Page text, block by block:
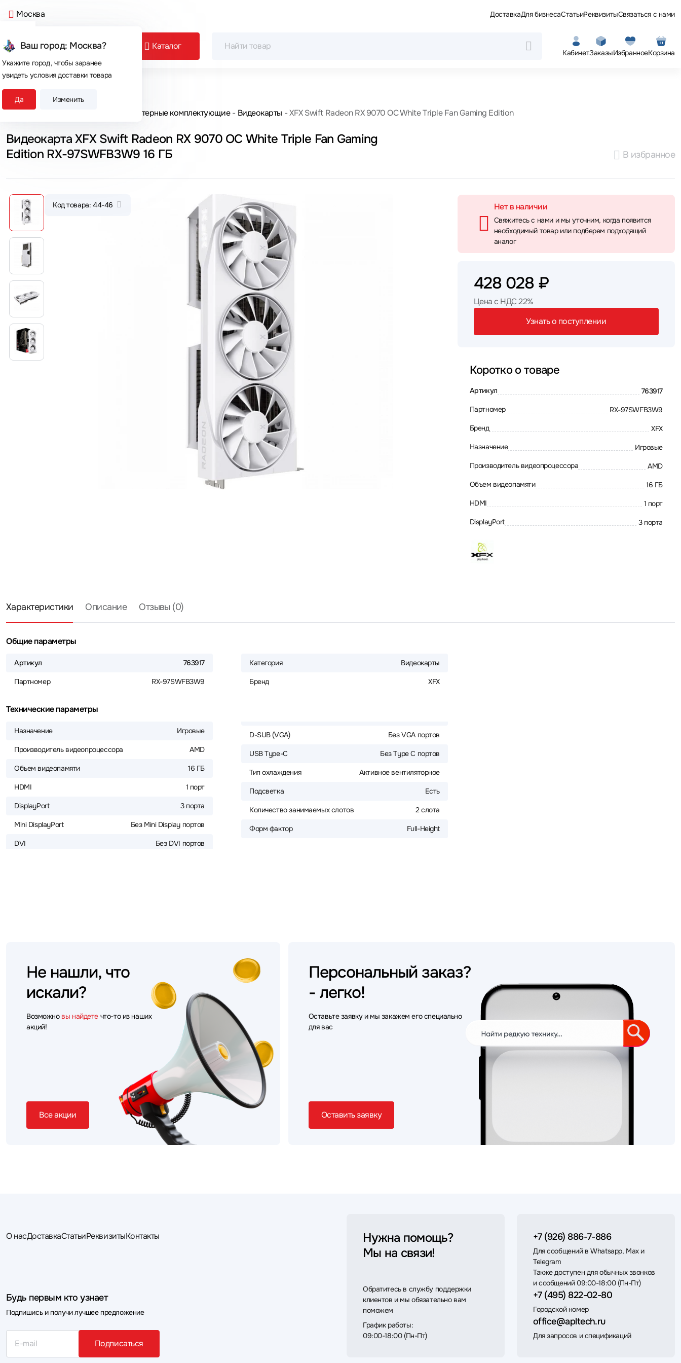
Москва
Ваш город: Москва?
Укажите город, чтобы заранее
увидеть условия доставки товара
Да Изменить
ДоставкаДля бизнесаСтатьиРеквизитыСвязаться с нами
Каталог
КабинетЗаказыИзбранноеКорзина
Сегодня покупают
Главная Компьютерные комплектующие Видеокарты XFX Swift Radeon RX 9070 OC White Triple Fan Gaming Edition
Видеокарта XFX Swift Radeon RX 9070 OC White Triple Fan Gaming
Edition RX-97SWFB3W9 16 ГБ
В избранное
Код товара: 44-46 Нет в наличии
Свяжитесь с нами и мы уточним, когда появится
необходимый товар или подберем подходящий
аналог
428 028 ₽
Цена с НДС 22%
Узнать о поступлении
Коротко о товаре
Артикул 763917
Партномер RX-97SWFB3W9
Бренд XFX
Назначение Игровые
Производитель видеопроцессора AMD
Объем видеопамяти 16 ГБ
HDMI 1 порт
DisplayPort 3 порта
Характеристики Описание Отзывы (0)
Общие параметры
Артикул 763917
Партномер RX-97SWFB3W9
Категория Видеокарты
Бренд XFX
Технические параметры
Назначение Игровые
Производитель видеопроцессора AMD
Объем видеопамяти 16 ГБ
HDMI 1 порт
DisplayPort 3 порта
Mini DisplayPort Без Mini Display портов
DVI Без DVI портов
D-SUB (VGA) Без VGA портов
USB Type-C Без Type C портов
Тип охлаждения Активное вентиляторное
Подсветка Есть
Количество занимаемых слотов 2 слота
Форм фактор Full-Height
Не нашли, что
искали?
Возможно вы найдете что-то из наших
акций!
Все акции
Персональный заказ?
- легко!
Оставьте заявку и мы закажем его специально
для вас
Оставить заявку
О насДоставкаСтатьиРеквизитыКонтакты
Будь первым кто узнает
Подпишись и получи лучшее предложение
Подписаться
Нужна помощь?
Мы на связи!
Обратитесь в службу поддержки
клиентов и мы обязательно вам
поможем
График работы:
09:00-18:00 (Пн-Пт)
+7 (926) 886-7-886
Для сообщений в Whatsapp, Max и
Telegram
Также доступен для обычных звонков
и сообщений 09:00-18:00 (Пн-Пт)
+7 (495) 822-02-80
Городской номер
office@apltech.ru
Для запросов и спецификаций